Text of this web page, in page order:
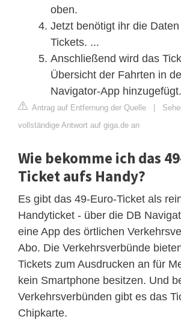
oben.
Jetzt benötigt ihr die
Tickets. ...
Anschließend wird das
Übersicht der Fahrten in
Navigator-App hinzugefügt.
Antrag auf Entfernung der Quelle |
vollständige Antwort auf giga.de an
Wie bekomme ich das
Ticket aufs Handy?
Es gibt das 49-Euro-Ticket als
Handyticket - über die DB
eine App des örtlichen
Abo. Die Verkehrsverbünde
Tickets zum Ausdrucken an für
kein Smartphone besitzen. Und
Verkehrsverbünden gibt es das
Chipkarte.